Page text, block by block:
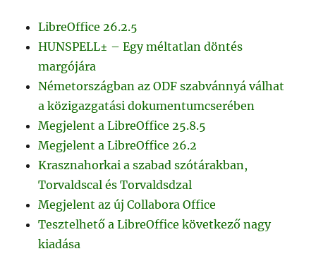
LibreOffice 26.2.5
HUNSPELL± – Egy méltatlan döntés
margójára
Németországban az ODF szabvánnyá válhat
a közigazgatási dokumentumcserében
Megjelent a LibreOffice 25.8.5
Megjelent a LibreOffice 26.2
Krasznahorkai a szabad szótárakban,
Torvaldscal és Torvaldsdzal
Megjelent az új Collabora Office
Tesztelhető a LibreOffice következő nagy
kiadása